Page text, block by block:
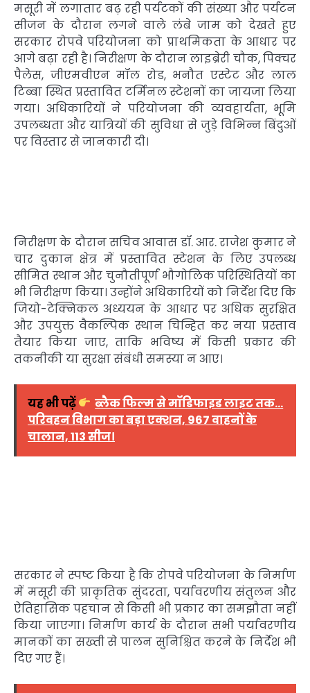
मसूरी में लगातार बढ़ रही पर्यटकों की संख्या और पर्यटन
सीजन के दौरान लगने वाले लंबे जाम को देखते हुए
सरकार रोपवे परियोजना को प्राथमिकता के आधार पर
आगे बढ़ा रही है। निरीक्षण के दौरान लाइब्रेरी चौक, पिक्चर
पैलेस, जीएमवीएन मॉल रोड, भनौत एस्टेट और लाल
टिब्बा स्थित प्रस्तावित टर्मिनल स्टेशनों का जायजा लिया
गया। अधिकारियों ने परियोजना की व्यवहार्यता, भूमि
उपलब्धता और यात्रियों की सुविधा से जुड़े विभिन्न बिंदुओं
पर विस्तार से जानकारी दी।
निरीक्षण के दौरान सचिव आवास डॉ. आर. राजेश कुमार ने
चार दुकान क्षेत्र में प्रस्तावित स्टेशन के लिए उपलब्ध
सीमित स्थान और चुनौतीपूर्ण भौगोलिक परिस्थितियों का
भी निरीक्षण किया। उन्होंने अधिकारियों को निर्देश दिए कि
जियो-टेक्निकल अध्ययन के आधार पर अधिक सुरक्षित
और उपयुक्त वैकल्पिक स्थान चिन्हित कर नया प्रस्ताव
तैयार किया जाए, ताकि भविष्य में किसी प्रकार की
तकनीकी या सुरक्षा संबंधी समस्या न आए।
यह भी पढ़ें
ब्लैक फिल्म से मॉडिफाइड लाइट तक…
परिवहन विभाग का बड़ा एक्शन, 967 वाहनों के
चालान, 113 सीज।
सरकार ने स्पष्ट किया है कि रोपवे परियोजना के निर्माण
में मसूरी की प्राकृतिक सुंदरता, पर्यावरणीय संतुलन और
ऐतिहासिक पहचान से किसी भी प्रकार का समझौता नहीं
किया जाएगा। निर्माण कार्य के दौरान सभी पर्यावरणीय
मानकों का सख्ती से पालन सुनिश्चित करने के निर्देश भी
दिए गए हैं।